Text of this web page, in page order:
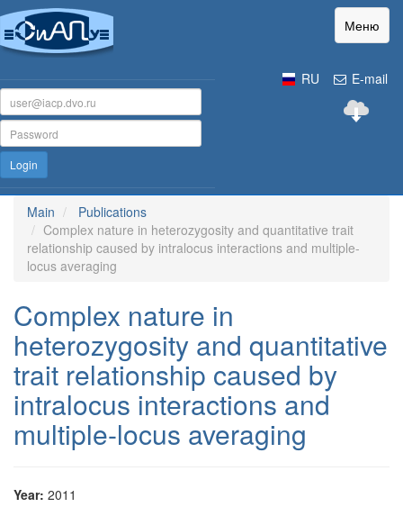
Меню
E-mail
RU
Login
Main
Publications
Complex nature in heterozygosity and quantitative trait
relationship caused by intralocus interactions and multiple-
locus averaging
Complex nature in
heterozygosity and quantitative
trait relationship caused by
intralocus interactions and
multiple-locus averaging
Year: 2011